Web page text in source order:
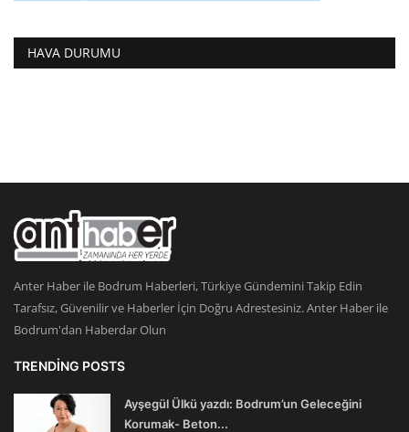
HAVA DURUMU
Anter Haber ile Bodrum Haberleri, Türkiye Gündemini Takip Edin
Tarafsız, Güvenilir ve Haberler İçin Doğru Adrestesiniz. Anter Haber ile
Bodrum'dan Haberdar Olun
TRENDING POSTS
Ayşegül Ülkü yazdı: Bodrum’un Geleceğini
Korumak- Beton...